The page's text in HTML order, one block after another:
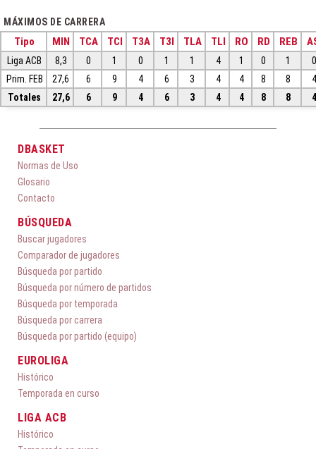
MÁXIMOS DE CARRERA
Tipo MIN TCA TCI T3A T3I TLA TLI RO RD REB
Liga ACB 8,3 0 1 0 1 1 4 1 0 1
Prim. FEB
27,6 6 9 4 6 3 4 4 8 8
Totales
27,6 6 9 4 6 3 4 4 8 8
DBASKET
Normas de Uso
Glosario
Contacto
BÚSQUEDA
Buscar jugadores
Comparador de jugadores
Búsqueda por partido
Búsqueda por número de partidos
Búsqueda por temporada
Búsqueda por carrera
Búsqueda por partido (equipo)
EUROLIGA
Histórico
Temporada en curso
LIGA ACB
Histórico